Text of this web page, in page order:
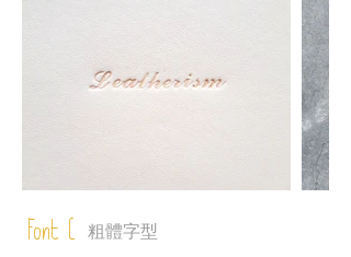
Font C 粗體字型